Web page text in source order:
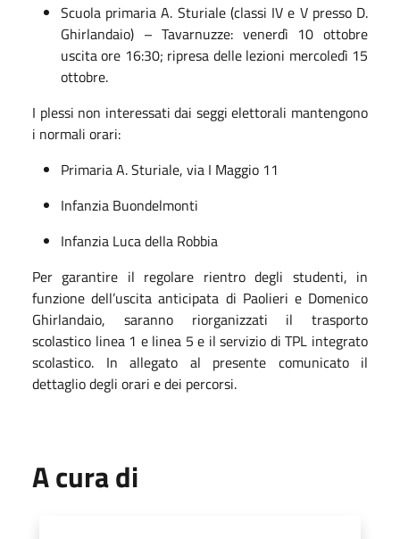
Scuola primaria A. Sturiale (classi IV e V presso D.
Ghirlandaio) – Tavarnuzze: venerdì 10 ottobre
uscita ore 16:30; ripresa delle lezioni mercoledì 15
ottobre.
I plessi non interessati dai seggi elettorali mantengono
i normali orari:
Primaria A. Sturiale, via I Maggio 11
Infanzia Buondelmonti
Infanzia Luca della Robbia
Per garantire il regolare rientro degli studenti, in
funzione dell’uscita anticipata di Paolieri e Domenico
Ghirlandaio, saranno riorganizzati il trasporto
scolastico linea 1 e linea 5 e il servizio di TPL integrato
scolastico. In allegato al presente comunicato il
dettaglio degli orari e dei percorsi.
A cura di